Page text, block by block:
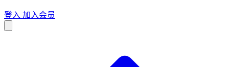
登入 加入会员